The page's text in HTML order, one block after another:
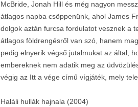
McBride, Jonah Hill és még nagyon
átlagos napba csöppenünk, ahol James
dolgok aztán furcsa fordulatot vesznek a
átlagos földrengésről van szó, hanem
pedig elnyerik végső jutalmukat az által,
embereknek nem adatik meg az
végig az Itt a vége című vígjáték, mely
Haláli hullák hajnala (2004)